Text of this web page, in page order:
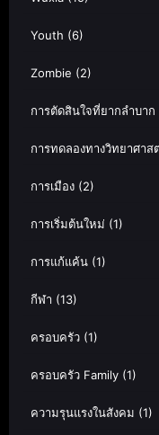
Youth (6)
Zombie (2)
การตัดสินใจที่ยากลำบาก
การทดลองทางวิทยาศาส
การเมือง (2)
การเริ่มต้นใหม่ (1)
การแก้แค้น (1)
กีฬา (13)
ครอบครัว (1)
ครอบครัว Family (1)
ความรุนแรงในสังคม (1)